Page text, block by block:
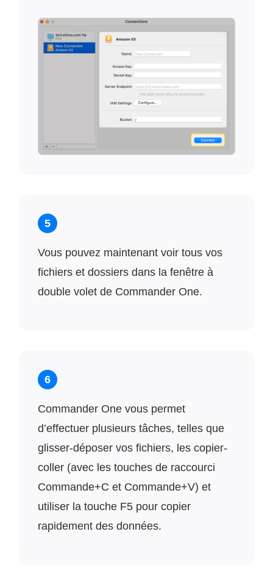
5
Vous pouvez maintenant voir tous vos
fichiers et dossiers dans la fenêtre à
double volet de Commander One.
6
Commander One vous permet
d’effectuer plusieurs tâches, telles que
glisser-déposer vos fichiers, les copier-
coller (avec les touches de raccourci
Commande+C et Commande+V) et
utiliser la touche F5 pour copier
rapidement des données.